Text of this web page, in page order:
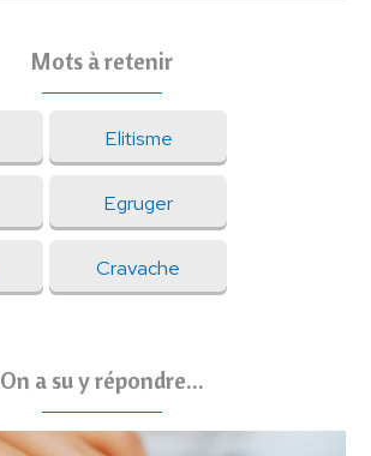
Mots à retenir
Elitisme
Egruger
Cravache
On a su y répondre...